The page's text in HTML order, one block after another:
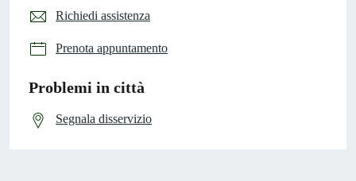
Richiedi assistenza
Prenota appuntamento
Problemi in città
Segnala disservizio